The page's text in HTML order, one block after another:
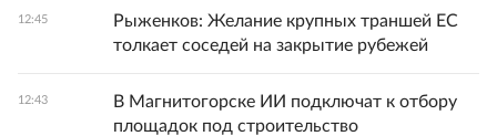
12:45
Рыженков: Желание крупных траншей ЕС
толкает соседей на закрытие рубежей
12:43
В Магнитогорске ИИ подключат к отбору
площадок под строительство